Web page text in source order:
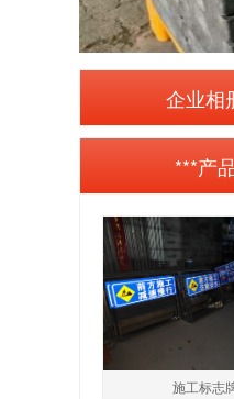
企业相
***产
施工标志